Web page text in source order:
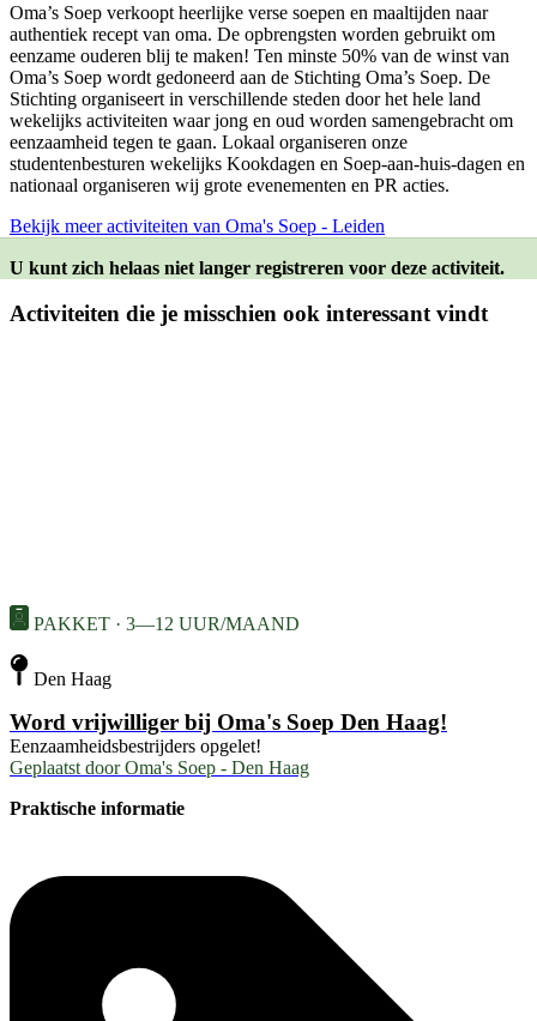
Oma’s Soep verkoopt heerlijke verse soepen en maaltijden naar
authentiek recept van oma. De opbrengsten worden gebruikt om
eenzame ouderen blij te maken! Ten minste 50% van de winst van
Oma’s Soep wordt gedoneerd aan de Stichting Oma’s Soep. De
Stichting organiseert in verschillende steden door het hele land
wekelijks activiteiten waar jong en oud worden samengebracht om
eenzaamheid tegen te gaan. Lokaal organiseren onze
studentenbesturen wekelijks Kookdagen en Soep-aan-huis-dagen en
nationaal organiseren wij grote evenementen en PR acties.
Bekijk meer activiteiten van Oma's Soep - Leiden
U kunt zich helaas niet langer registreren voor deze activiteit.
Activiteiten die je misschien ook interessant vindt
PAKKET · 3—12 UUR/MAAND
Den Haag
Word vrijwilliger bij Oma's Soep Den Haag!
Eenzaamheidsbestrijders opgelet!
Geplaatst door Oma's Soep - Den Haag
Praktische informatie